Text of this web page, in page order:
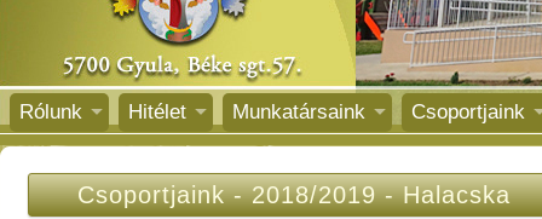
Rólunk Hitélet Munkatársaink Csoportjaink
Csoportjaink-2018/2019-Halacska